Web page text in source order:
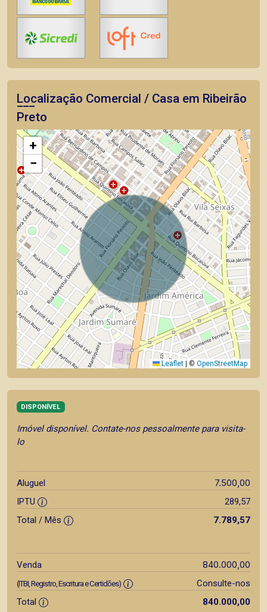
Localização Comercial / Casa em Ribeirão
Preto
+
−
Leaflet |© OpenStreetMap
DISPONÍVEL
Imóvel disponível. Contate-nos pessoalmente para visita-
lo
Aluguel 7.500,00
IPTU
289,57
Total / Mês
7.789,57
Venda 840.000,00
(ITBI, Registro, Escritura e Certidões)
Consulte-nos
Total
840.000,00